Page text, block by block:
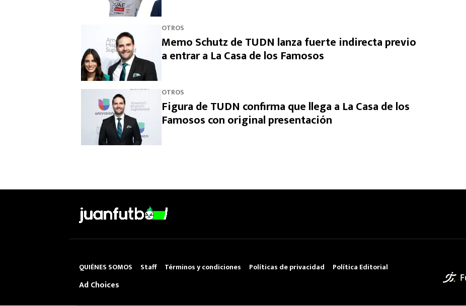
OTROS
Memo Schutz de TUDN lanza fuerte indirecta previo
a entrar a La Casa de los Famosos
OTROS
Figura de TUDN confirma que llega a La Casa de los
Famosos con original presentación
QUIÉNES SOMOS Staff Términos y condiciones Políticas de privacidad Política Editorial
Ad Choices